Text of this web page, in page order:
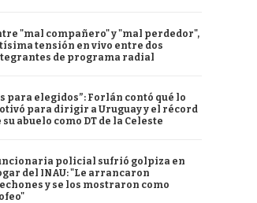
"mal compañero" y "mal perdedor",
tensión en vivo entre dos
de programa radial
para elegidos”: Forlán contó qué lo
para dirigir a Uruguay y el récord
su abuelo como DT de la Celeste
policial sufrió golpiza en
del INAU: "Le arrancaron
y se los mostraron como